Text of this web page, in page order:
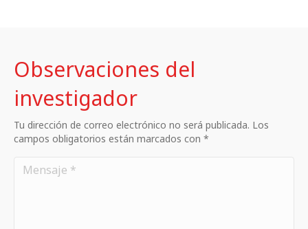
Observaciones del
investigador
Tu dirección de correo electrónico no será publicada. Los
campos obligatorios están marcados con *